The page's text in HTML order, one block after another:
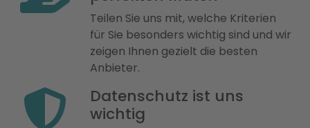
Teilen Sie uns mit, welche Kriterien
für Sie besonders wichtig sind und wir
zeigen Ihnen gezielt die besten
Anbieter.
Datenschutz ist uns
wichtig